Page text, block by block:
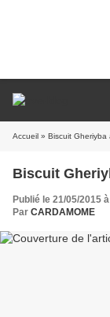
Accueil » Biscuit
Biscuit
Publié le 21/05/2015
Par CARDAMOME